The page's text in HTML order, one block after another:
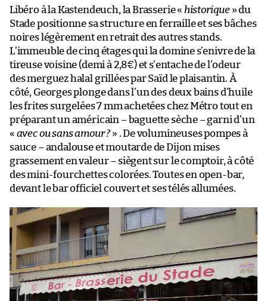
Libéro à la Kastendeuch, la Brasserie « historique » du
Stade positionne sa structure en ferraille et ses bâches
noires légèrement en retrait des autres stands.
L’immeuble de cinq étages qui la domine s’enivre de la
tireuse voisine (demi à 2,8€) et s’entache de l’odeur
des merguez halal grillées par Saïd le plaisantin. À
côté, Georges plonge dans l’un des deux bains d’huile
les frites surgelées 7 mm achetées chez Métro tout en
préparant un américain – baguette sèche – garni d’un
« avec ou sans amour ?» . De volumineuses pompes à
sauce – andalouse et moutarde de Dijon mises
grassement en valeur – siègent sur le comptoir, à côté
des mini-fourchettes colorées. Toutes en open-bar,
devant le bar officiel couvert et ses télés allumées.